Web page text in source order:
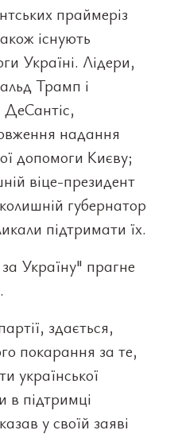
праймеріз
існують
Україні. Лідери,
Трамп і
надання
допомоги Києву;
віце-президент
губернатор
підтримати їх.
Україну" прагне
здається,
покарання за те,
української
в підтримці
у своїй заяві